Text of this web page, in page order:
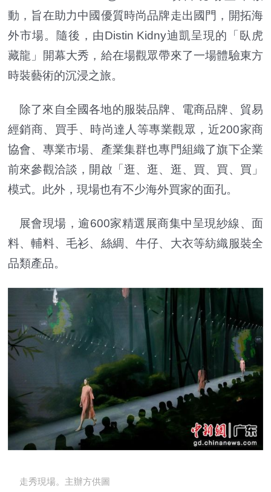
動，旨在助力中國優質時尚品牌走出國門，開拓海
外市場。隨後，由Distin Kidny迪凱呈現的「臥虎
藏龍」開幕大秀，給在場觀眾帶來了一場體驗東方
時裝藝術的沉浸之旅。
除了來自全國各地的服裝品牌、電商品牌、貿易
經銷商、買手、時尚達人等專業觀眾，近200家商
協會、專業市場、產業集群也專門組織了旗下企業
前來參觀洽談，開啟「逛、逛、逛、買、買、買」
模式。此外，現場也有不少海外買家的面孔。
展會現場，逾600家精選展商集中呈現紗線、面
料、輔料、毛衫、絲綢、牛仔、大衣等紡織服裝全
品類產品。
走秀現場。主辦方供圖